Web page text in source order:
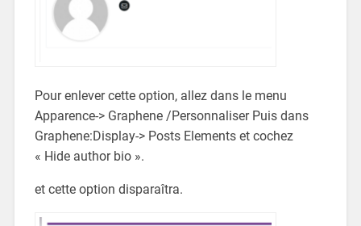
Pour enlever cette option, allez dans le menu
Apparence-> Graphene /Personnaliser Puis dans
Graphene:Display-> Posts Elements et cochez
« Hide author bio ».
et cette option disparaîtra.